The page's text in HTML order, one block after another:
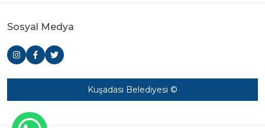
Sosyal Medya
Kuşadası Belediyesi ©